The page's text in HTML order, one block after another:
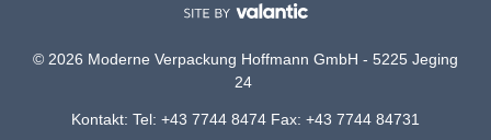
© 2026 Moderne Verpackung Hoffmann GmbH - 5225 Jeging
24
Kontakt: Tel: +43 7744 8474 Fax: +43 7744 84731